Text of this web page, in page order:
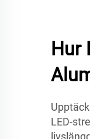
Hur
LED-